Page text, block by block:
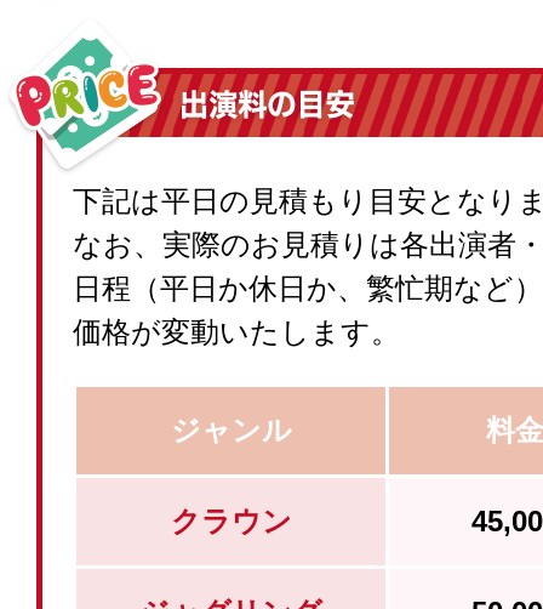
下記は平日の見積もり目安となり
なお、実際のお見積りは各出演者
日程（平日か休日か、繁忙期など
価格が変動いたします。
ジャンル 料
クラウン